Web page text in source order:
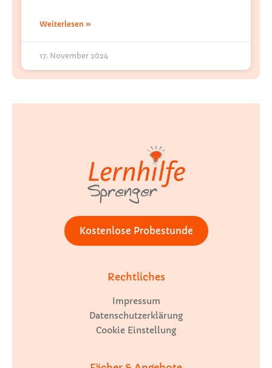
Weiterlesen »
17. November 2024
Kostenlose Probestunde
Rechtliches
Impressum
Datenschutzerklärung
Cookie Einstellung